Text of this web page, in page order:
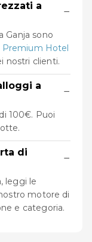
a
−
Ganja sono
Premium Hotel
nostri clienti.
a
−
100€. Puoi
di
−
leggi le
motore di
e categoria.